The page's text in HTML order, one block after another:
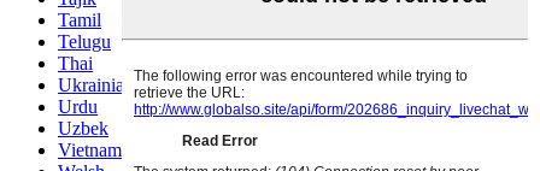
Tamil
Telugu
Thai
Ukrainian
Urdu
Uzbek
Vietnamese